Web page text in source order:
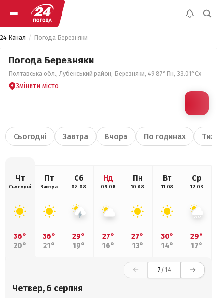
24 Канал Погода Березняки
Погода Березняки
Полтавська обл., Лубенський район, Березняки, 49.87°Пн, 33.01°Сх
Змінити місто
Сьогодні Завтра Вчора По годинах
Чт
Сьогодні
36°
20°
Пт
Завтра
36°
21°
Сб
08.08
29°
19°
Нд
09.08
27°
16°
Пн
10.08
27°
13°
Вт
11.08
30°
14°
Ср
12.08
29°
17°
7/14
Четвер, 6 серпня